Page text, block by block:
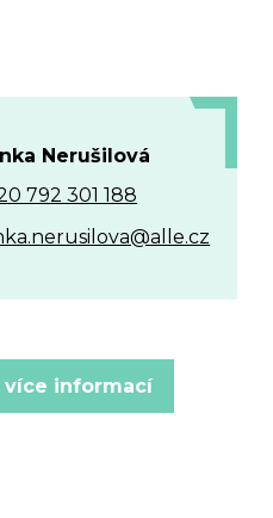
Nerušilová
792 301 188
více informací